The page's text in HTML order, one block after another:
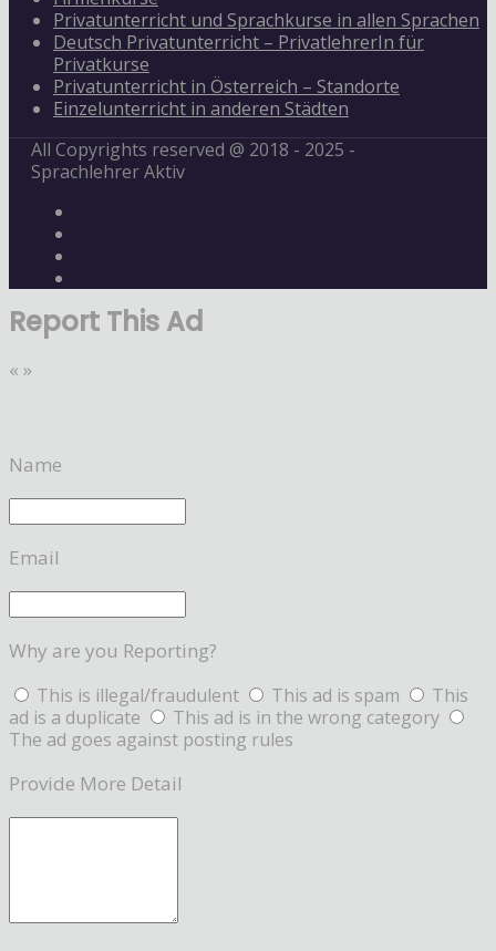
Privatunterricht und Sprachkurse in allen Sprachen
Deutsch Privatunterricht – PrivatlehrerIn für
Privatkurse
Privatunterricht in Österreich – Standorte
Einzelunterricht in anderen Städten
All Copyrights reserved @ 2018 - 2025 -
Sprachlehrer Aktiv
Report This Ad
« »
Name
Email
Why are you Reporting?
This is illegal/fraudulent This ad is spam
This
ad is a duplicate
This ad is in the wrong category
The ad goes against posting rules
Provide More Detail